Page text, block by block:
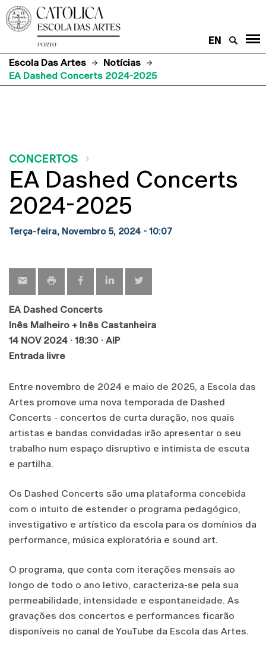
EN
Escola Das Artes
Notícias
EA Dashed Concerts 2024-2025
CONCERTOS
EA Dashed Concerts
2024-2025
Terça-feira, Novembro 5, 2024 - 10:07
EA Dashed Concerts
Inês Malheiro + Inês Castanheira
14 NOV 2024 · 18:30 · AIP
Entrada livre
Entre novembro de 2024 e maio de 2025, a Escola das
Artes promove uma nova temporada de Dashed
Concerts - concertos de curta duração, nos quais
artistas e bandas convidadas irão apresentar o seu
trabalho num espaço disruptivo e intimista de escuta
e partilha.
Os Dashed Concerts são uma plataforma concebida
com o intuito de estender o programa pedagógico,
investigativo e artístico da escola para os domínios da
performance, música exploratória e sound art.
O programa, que conta com iterações mensais ao
longo de todo o ano letivo, caracteriza-se pela sua
permeabilidade, intensidade e espontaneidade. As
gravações dos concertos e performances ficarão
disponíveis no canal de YouTube da Escola das Artes.